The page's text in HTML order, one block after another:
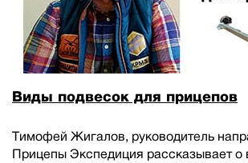
Виды подвесок для прицепов
Тимофей Жигалов, руководитель
Прицепы Экспедиция рассказывает о